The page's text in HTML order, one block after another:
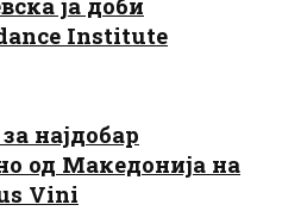
Institute
најдобар
од Македонија на
Vini